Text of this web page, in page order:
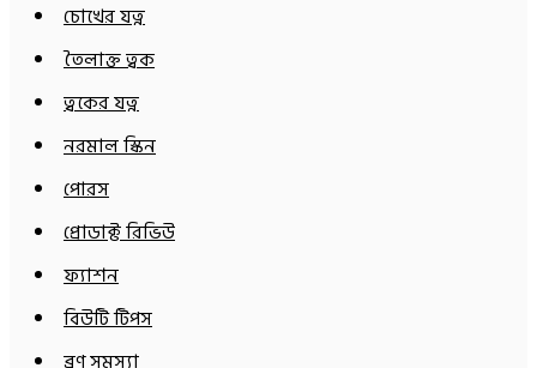
চোখের যত্ন
তৈলাক্ত ত্বক
ত্বকের যত্ন
নরমাল স্কিন
পোরস
প্রোডাক্ট রিভিউ
ফ্যাশন
বিউটি টিপস